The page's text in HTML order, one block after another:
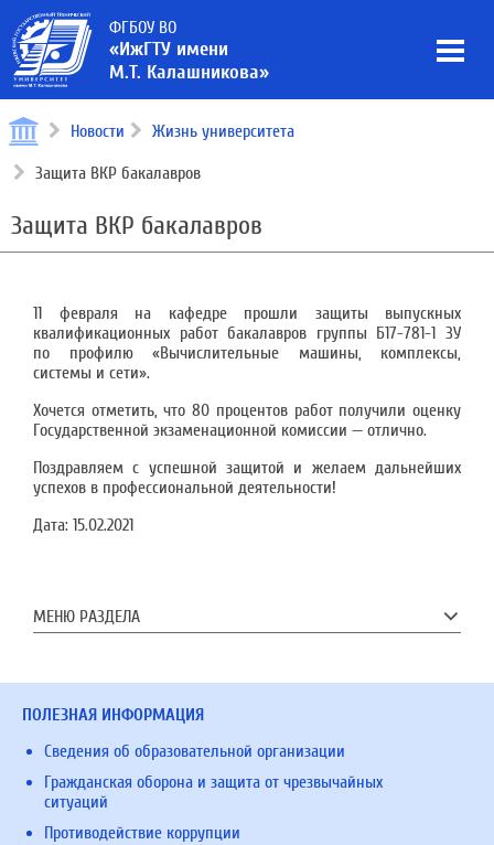
ФГБОУ ВО
«ИжГТУ имени
М.Т. Калашникова»
Новости Жизнь университета
Защита ВКР бакалавров
Защита ВКР бакалавров
11 февраля на кафедре прошли защиты выпускных
квалификационных работ бакалавров группы Б17-781-1 ЗУ
по профилю «Вычислительные машины, комплексы,
системы и сети».
Хочется отметить, что 80 процентов работ получили оценку
Государственной экзаменационной комиссии — отлично.
Поздравляем с успешной защитой и желаем дальнейших
успехов в профессиональной деятельности!
Дата: 15.02.2021
МЕНЮ РАЗДЕЛА
ПОЛЕЗНАЯ ИНФОРМАЦИЯ
Сведения об образовательной организации
Гражданская оборона и защита от чрезвычайных
ситуаций
Противодействие коррупции